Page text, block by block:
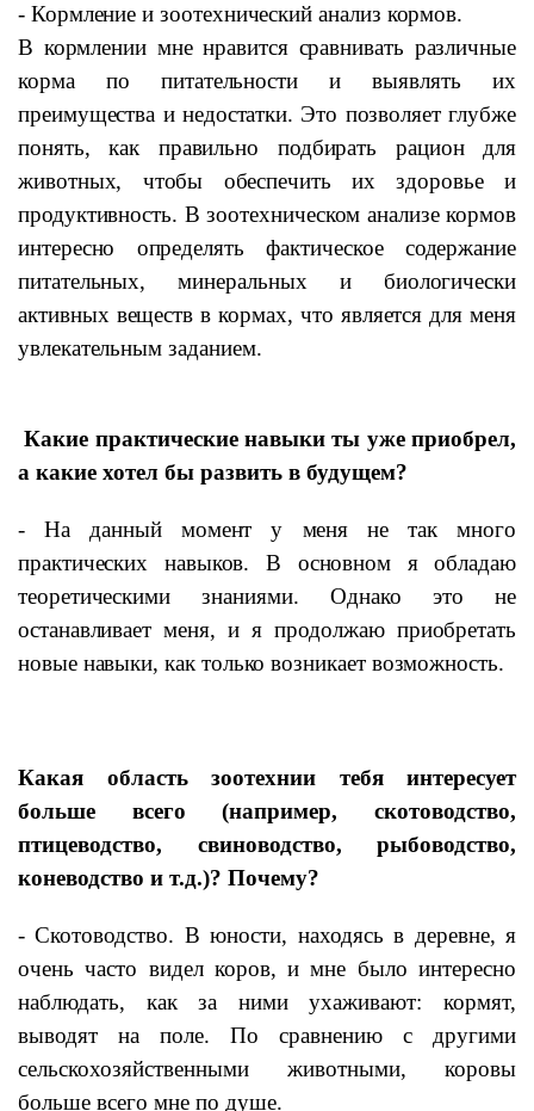
- Кормление и зоотехнический анализ кормов.
В кормлении мне нравится сравнивать различные
корма по питательности и выявлять их
преимущества и недостатки. Это позволяет глубже
понять, как правильно подбирать рацион для
животных, чтобы обеспечить их здоровье и
продуктивность. В зоотехническом анализе кормов
интересно определять фактическое содержание
питательных, минеральных и биологически
активных веществ в кормах, что является для меня
увлекательным заданием.
Какие практические навыки ты уже приобрел,
а какие хотел бы развить в будущем?
- На данный момент у меня не так много
практических навыков. В основном я обладаю
теоретическими знаниями. Однако это не
останавливает меня, и я продолжаю приобретать
новые навыки, как только возникает возможность.
Какая область зоотехнии тебя интересует
больше всего (например, скотоводство,
птицеводство, свиноводство, рыбоводство,
коневодство и т.д.)? Почему?
- Скотоводство. В юности, находясь в деревне, я
очень часто видел коров, и мне было интересно
наблюдать, как за ними ухаживают: кормят,
выводят на поле. По сравнению с другими
сельскохозяйственными животными, коровы
больше всего мне по душе.